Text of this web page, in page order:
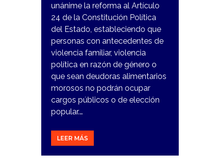
unánime la reforma al Artículo
24 de la Constitución Política
del Estado, estableciendo que
personas con antecedentes de
violencia familiar, violencia
política en razón de género o
que sean deudoras alimentarios
morosos no podrán ocupar
cargos públicos o de elección
popular.…
LEER MÁS
6